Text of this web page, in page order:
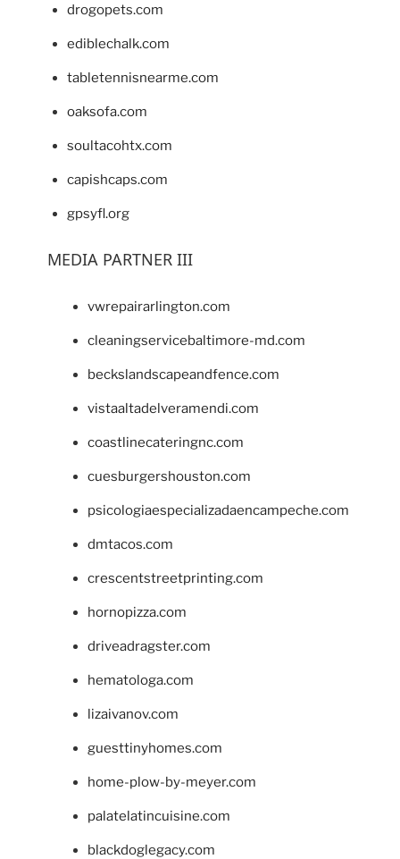
drogopets.com
ediblechalk.com
tabletennisnearme.com
oaksofa.com
soultacohtx.com
capishcaps.com
gpsyfl.org
MEDIA PARTNER III
vwrepairarlington.com
cleaningservicebaltimore-md.com
beckslandscapeandfence.com
vistaaltadelveramendi.com
coastlinecateringnc.com
cuesburgershouston.com
psicologiaespecializadaencampeche.com
dmtacos.com
crescentstreetprinting.com
hornopizza.com
driveadragster.com
hematologa.com
lizaivanov.com
guesttinyhomes.com
home-plow-by-meyer.com
palatelatincuisine.com
blackdoglegacy.com